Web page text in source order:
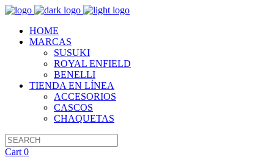
HOME
MARCAS
SUSUKI
ROYAL ENFIELD
BENELLI
TIENDA EN LÍNEA
ACCESORIOS
CASCOS
CHAQUETAS
Cart 0